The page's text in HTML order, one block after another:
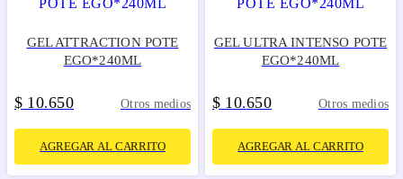
GEL ATTRACTION POTE
EGO*240ML
$ 10.650 Otros medios
AGREGAR AL CARRITO
GEL ULTRA INTENSO POTE
EGO*240ML
$ 10.650 Otros medios
AGREGAR AL CARRITO